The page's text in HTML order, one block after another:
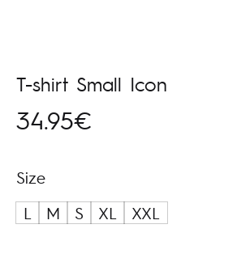
T-shirt Small Icon
34.95€
Size
L
M S XL XXL